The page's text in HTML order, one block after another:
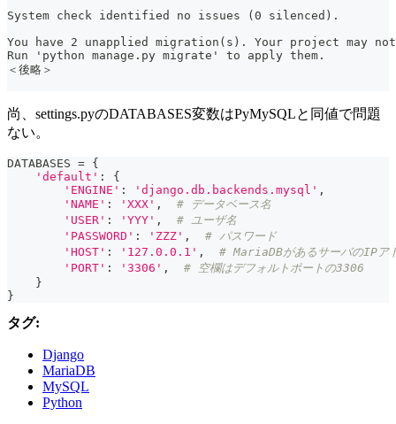
System check identified no issues (0 silenced).
You have 2 unapplied migration(s). Your project may
Run 'python manage.py migrate' to apply them.
＜後略＞
尚、settings.pyのDATABASES変数はPyMySQLと同値で問題
ない。
DATABASES = {
'default' :
{
'ENGINE' : 'django.db.backends.mysql' ,
'NAME' : 'XXX' ,
# データベース名
'USER' : 'YYY' ,
# ユーザ名
'PASSWORD' : 'ZZZ' ,
# パスワード
'HOST' : '127.0.0.1' ,
# MariaDBがあるサーバのIPア
'PORT' : '3306' ,
# 空欄はデフォルトポートの3306
}
}
タグ:
Django
MariaDB
MySQL
Python